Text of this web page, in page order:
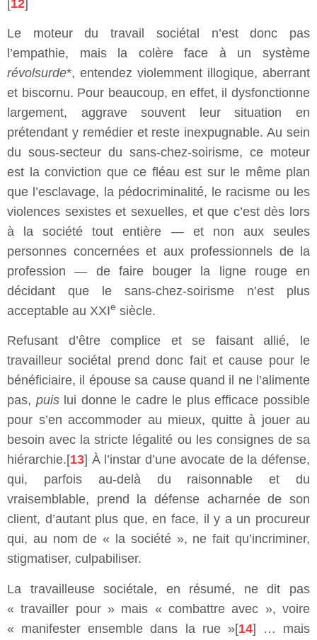
[12]
Le moteur du travail sociétal n’est donc pas
l’empathie, mais la colère face à un système
révolsurde*, entendez violemment illogique, aberrant
et biscornu. Pour beaucoup, en effet, il dysfonctionne
largement, aggrave souvent leur situation en
prétendant y remédier et reste inexpugnable. Au sein
du sous-secteur du sans-chez-soirisme, ce moteur
est la conviction que ce fléau est sur le même plan
que l’esclavage, la pédocriminalité, le racisme ou les
violences sexistes et sexuelles, et que c’est dès lors
à la société tout entière — et non aux seules
personnes concernées et aux professionnels de la
profession — de faire bouger la ligne rouge en
décidant que le sans-chez-soirisme n’est plus
acceptable au XXIe siècle.
Refusant d’être complice et se faisant allié, le
travailleur sociétal prend donc fait et cause pour le
bénéficiaire, il épouse sa cause quand il ne l’alimente
pas, puislui donne le cadre le plus efficace possible
pour s’en accommoder au mieux, quitte à jouer au
besoin avec la stricte légalité ou les consignes de sa
hiérarchie.[13] À l’instar d’une avocate de la défense,
qui, parfois au-delà du raisonnable et du
vraisemblable, prend la défense acharnée de son
client, d’autant plus que, en face, il y a un procureur
qui, au nom de « la société », ne fait qu’incriminer,
stigmatiser, culpabiliser.
La travailleuse sociétale, en résumé, ne dit pas
« travailler pour » mais « combattre avec », voire
« manifester ensemble dans la rue »[14] … mais